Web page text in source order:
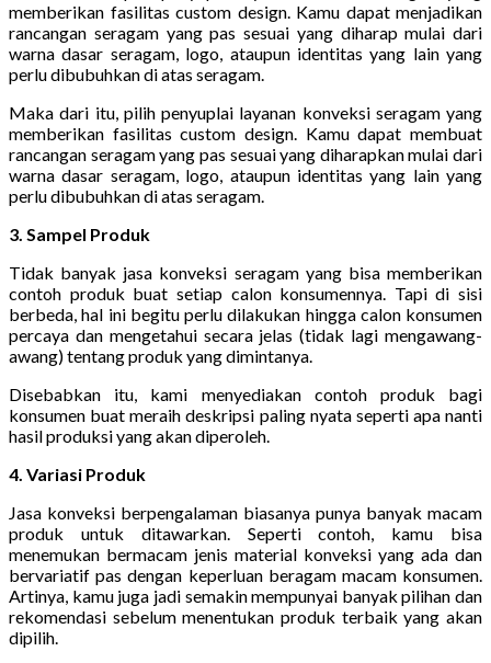
memberikan fasilitas custom design. Kamu dapat menjadikan
rancangan seragam yang pas sesuai yang diharap mulai dari
warna dasar seragam, logo, ataupun identitas yang lain yang
perlu dibubuhkan di atas seragam.
Maka dari itu, pilih penyuplai layanan konveksi seragam yang
memberikan fasilitas custom design. Kamu dapat membuat
rancangan seragam yang pas sesuai yang diharapkan mulai dari
warna dasar seragam, logo, ataupun identitas yang lain yang
perlu dibubuhkan di atas seragam.
3. Sampel Produk
Tidak banyak jasa konveksi seragam yang bisa memberikan
contoh produk buat setiap calon konsumennya. Tapi di sisi
berbeda, hal ini begitu perlu dilakukan hingga calon konsumen
percaya dan mengetahui secara jelas (tidak lagi mengawang-
awang) tentang produk yang dimintanya.
Disebabkan itu, kami menyediakan contoh produk bagi
konsumen buat meraih deskripsi paling nyata seperti apa nanti
hasil produksi yang akan diperoleh.
4. Variasi Produk
Jasa konveksi berpengalaman biasanya punya banyak macam
produk untuk ditawarkan. Seperti contoh, kamu bisa
menemukan bermacam jenis material konveksi yang ada dan
bervariatif pas dengan keperluan beragam macam konsumen.
Artinya, kamu juga jadi semakin mempunyai banyak pilihan dan
rekomendasi sebelum menentukan produk terbaik yang akan
dipilih.